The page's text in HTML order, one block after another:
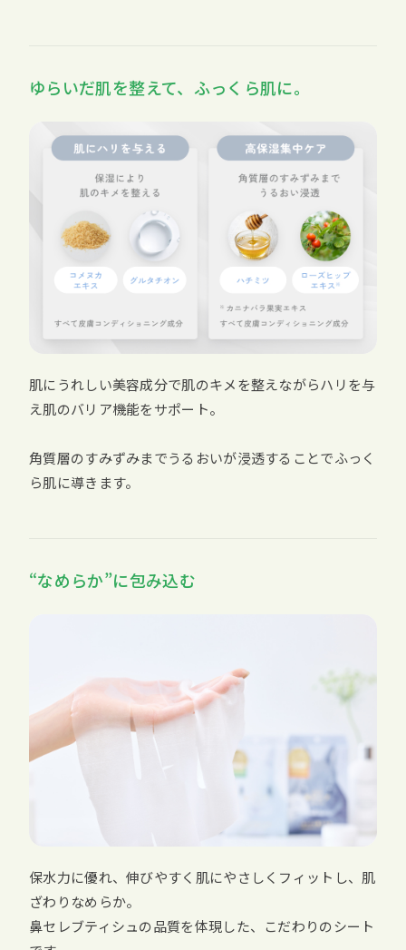
ゆらいだ肌を整えて、ふっくら肌に。
肌にうれしい美容成分で肌のキメを整えながらハリを与
え肌のバリア機能をサポート。
角質層のすみずみまでうるおいが浸透することでふっく
ら肌に導きます。
“なめらか”に包み込む
保水力に優れ、伸びやすく肌にやさしくフィットし、肌
ざわりなめらか。
鼻セレブティシュの品質を体現した、こだわりのシート